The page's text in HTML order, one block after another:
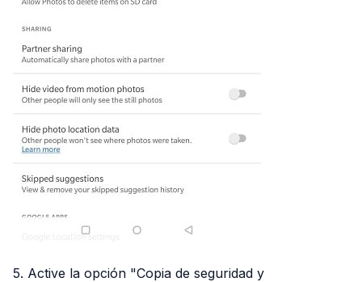
5. Active la opción "Copia de seguridad y